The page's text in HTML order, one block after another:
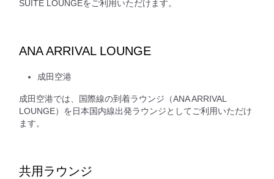
SUITE LOUNGEをご利用いただけます。
ANA ARRIVAL LOUNGE
成田空港
成田空港では、国際線の到着ラウンジ（ANA ARRIVAL
LOUNGE）を日本国内線出発ラウンジとしてご利用いただけ
ます。
共用ラウンジ